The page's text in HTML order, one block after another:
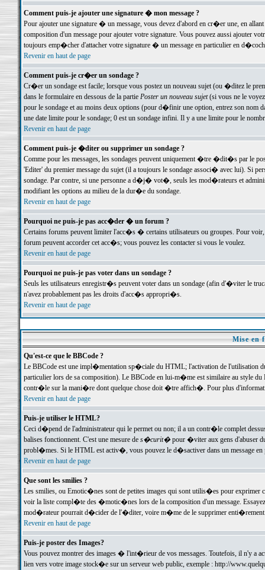
Comment puis-je ajouter une signature � mon message ?
Pour ajouter une signature � un message, vous devez d'abord en cr�er une, en
composition d'un message pour ajouter votre signature. Vous pouvez aussi ajouter
toujours emp�cher d'attacher votre signature � un message en particulier en
Revenir en haut de page
Comment puis-je cr�er un sondage ?
Cr�er un sondage est facile; lorsque vous postez un nouveau sujet (ou �ditez le
dans le formulaire en dessous de la partie Poster un nouveau sujet(si vous ne le voyez
pour le sondage et au moins deux options (pour d�finir une option, entrez son nom
une date limite pour le sondage; 0 est un sondage infini. Il y a une limite pour le
Revenir en haut de page
Comment puis-je �diter ou supprimer un sondage ?
Comme pour les messages, les sondages peuvent uniquement �tre �dit�s par le
'Editer' du premier message du sujet (il a toujours le sondage associ� avec lui). Si
sondage. Par contre, si une personne a d�j� vot�, seuls les mod�rateurs et
modifiant les options au milieu de la dur�e du sondage.
Revenir en haut de page
Pourquoi ne puis-je pas acc�der � un forum ?
Certains forums peuvent limiter l'acc�s � certains utilisateurs ou groupes. Pour
forum peuvent accorder cet acc�s; vous pouvez les contacter si vous le voulez.
Revenir en haut de page
Pourquoi ne puis-je pas voter dans un sondage ?
Seuls les utilisateurs enregistr�s peuvent voter dans un sondage (afin d'�viter le
n'avez probablement pas les droits d'acc�s appropri�s.
Revenir en haut de page
Mise en
Qu'est-ce que le BBCode ?
Le BBCode est une impl�mentation sp�ciale du HTML; l'activation de l'utilisation
particulier lors de sa composition). Le BBCode en lui-m�me est similaire au style
contr�le sur la mani�re dont quelque chose doit �tre affich�. Pour plus
Revenir en haut de page
Puis-je utiliser le HTML?
Ceci d�pend de l'administrateur qui le permet ou non; il a un contr�le complet
balises fonctionnent. C'est une mesure de s�curit�pour �viter aux gens d'abuser
probl�mes. Si le HTML est activ�, vous pouvez le d�sactiver dans un message en
Revenir en haut de page
Que sont les smilies ?
Les smilies, ou Emotic�nes sont de petites images qui sont utilis�es pour exprimer
voir la liste compl�te des �motic�nes lors de la composition d'un message.
mod�rateur pourrait d�cider de l'�diter, voire m�me de le supprimer
Revenir en haut de page
Puis-je poster des Images?
Vous pouvez montrer des images � l'int�rieur de vos messages. Toutefois, il n'y a
lien vers votre image stock�e sur un serveur web public, exemple : http://